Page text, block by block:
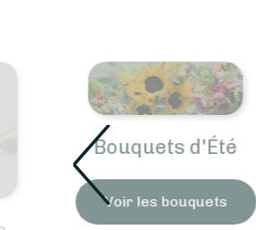
Bouquets d'Été
Voir les bouquets